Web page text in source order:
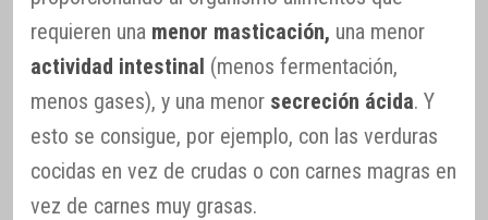
requieren una menor masticación, una menor
actividad intestinal (menos fermentación,
menos gases), y una menor secreción ácida. Y
esto se consigue, por ejemplo, con las verduras
cocidas en vez de crudas o con carnes magras en
vez de carnes muy grasas.